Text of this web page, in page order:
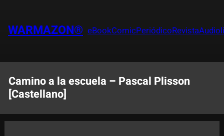
contenido
WARMAZON® eBookComicPeriódicoRevista
Camino a la escuela – Pascal Plisson
[Castellano]